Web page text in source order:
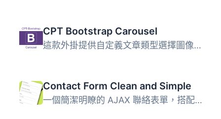
CPT Bootstrap Carousel
這款外掛提供自定義文章類型選擇圖像和內容，並使用短代碼 [i...
Contact Form Clean and Simple
一個簡潔明瞭的 AJAX 聯絡表單，搭配 Google reCAPTCHA、Twit...